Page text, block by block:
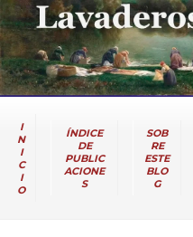
I
N
I
C
I
O
ÍNDICE
DE
PUBLIC
ACIONE
S
SOB
RE
ESTE
BLO
G